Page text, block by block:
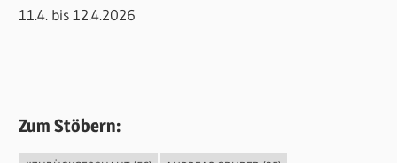
11.4. bis 12.4.2026
Zum Stöbern: